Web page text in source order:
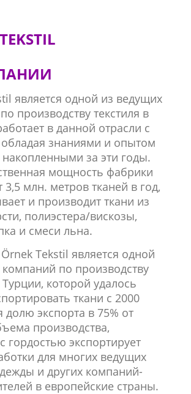
является одной из ведущих
производству текстиля в
в данной отрасли с
обладая знаниями и опытом
накопленными за эти годы.
мощность фабрики
3,5 млн. метров тканей в год,
и производит ткани из
полиэстера/вискозы,
и смеси льна.
Tekstil является одной
по производству
Турции, которой удалось
ткани с 2000
долю экспорта в 75% от
производства,
гордостью экспортирует
для многих ведущих
и других компаний-
в европейские страны.